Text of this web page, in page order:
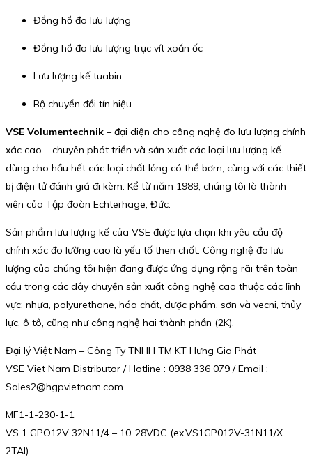
Đồng hồ đo lưu lượng
Đồng hồ đo lưu lượng trục vít xoắn ốc
Lưu lượng kế tuabin
Bộ chuyển đổi tín hiệu
VSE Volumentechnik – đại diện cho công nghệ đo lưu lượng chính
xác cao – chuyên phát triển và sản xuất các loại lưu lượng kế
dùng cho hầu hết các loại chất lỏng có thể bơm, cùng với các thiết
bị điện tử đánh giá đi kèm. Kể từ năm 1989, chúng tôi là thành
viên của Tập đoàn Echterhage, Đức.
Sản phẩm lưu lượng kế của VSE được lựa chọn khi yêu cầu độ
chính xác đo lường cao là yếu tố then chốt. Công nghệ đo lưu
lượng của chúng tôi hiện đang được ứng dụng rộng rãi trên toàn
cầu trong các dây chuyền sản xuất công nghệ cao thuộc các lĩnh
vực: nhựa, polyurethane, hóa chất, dược phẩm, sơn và vecni, thủy
lực, ô tô, cũng như công nghệ hai thành phần (2K).
Đại lý Việt Nam – Công Ty TNHH TM KT Hưng Gia Phát
VSE Viet Nam Distributor / Hotline : 0938 336 079 / Email :
Sales2@hgpvietnam.com
MF1-1-230-1-1
VS 1 GPO12V 32N11/4 – 10..28VDC (ex.VS1GP012V-31N11/X
2TAI)